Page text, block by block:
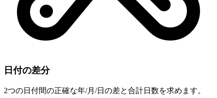
日付の差分
2つの日付間の正確な年/月/日の差と合計日数を求めます。